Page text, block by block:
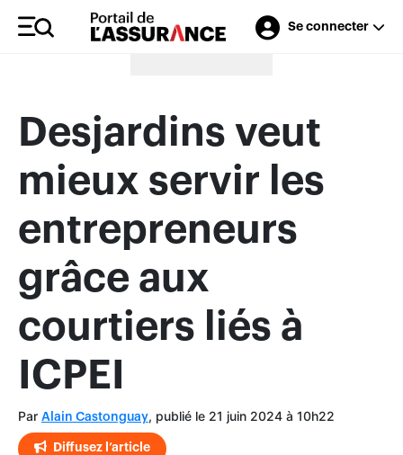
Se connecter
Merci à nos annonceurs
Desjardins veut
mieux servir les
entrepreneurs
grâce aux
courtiers liés à
ICPEI
Par Alain Castonguay, publié le 21 juin 2024 à 10h22
Diffusez l’article